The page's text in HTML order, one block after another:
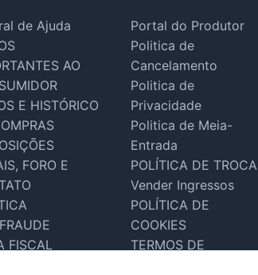
de Ajuda
AO
E HISTÓRICO
FORO E
FISCAL
Portal do Produtor
Politica de
Cancelamento
Politica de
Privacidade
Politica de Meia-
Entrada
POLÍTICA DE TROCA
Vender Ingressos
POLÍTICA DE
COOKIES
TERMOS DE